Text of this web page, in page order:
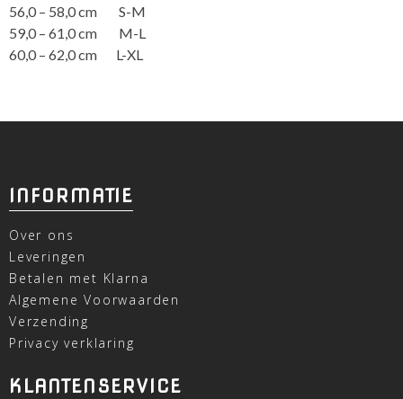
56,0 – 58,0 cm S-M
59,0 – 61,0 cm M-L
60,0 – 62,0 cm L-XL
INFORMATIE
Over ons
Leveringen
Betalen met Klarna
Algemene Voorwaarden
Verzending
Privacy verklaring
KLANTENSERVICE